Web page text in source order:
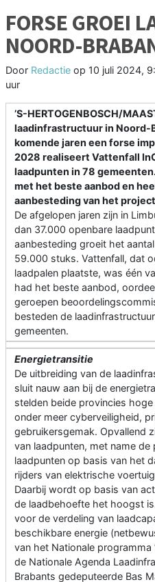
FORSE GROEI
NOORD-
Door Redactie op 10 juli 2024,
uur
’S-HERTOGENBOSCH/
laadinfrastructuur in Noord-
komende jaren een forse
2028 realiseert Vattenfall
laadpunten in 78
met het beste aanbod en
aanbesteding van het
De afgelopen jaren zijn in
dan 37.000 openbare
aanbesteding groeit het
59.000 stuks. Vattenfall, dat
laadpalen plaatste, was één
had het beste aanbod,
geroepen
besteden de
gemeenten.
Energietransitie
De uitbreiding van de
sluit nauw aan bij de
stelden beide provincies
onder meer cyberveiligheid,
gebruikersgemak. Opvallend
van laadpunten, met name de
laadpunten op basis van het
rijders van elektrische
Daarbij wordt op basis van
de laadbehoefte het hoogst
voor de verdeling van
beschikbare energie
van het Nationale programma
de Nationale Agenda
Brabants gedeputeerde Bas